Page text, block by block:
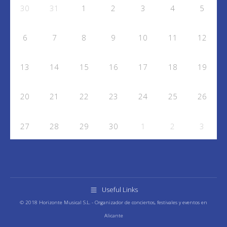
30 31 1 2 3 4 5
6 7 8 9 10 11 12
13 14 15 16 17 18 19
20 21 22 23 24 25 26
27 28 29 30 1 2 3
Useful Links
© 2018 Horizonte Musical S.L. - Organizador de conciertos, festivales y eventos en
Alicante